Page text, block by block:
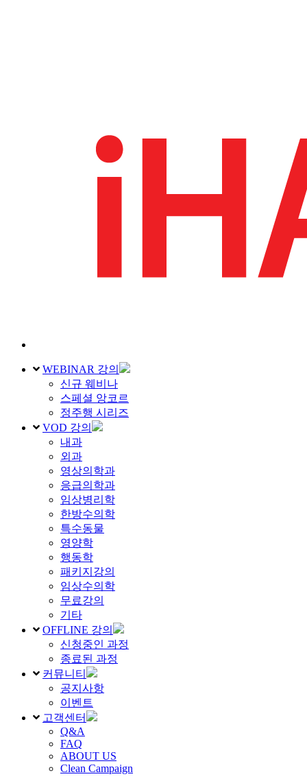
WEBINAR 강의
신규 웨비나
스페셜 앙코르
정주행 시리즈
VOD 강의
내과
외과
영상의학과
응급의학과
임상병리학
한방수의학
특수동물
영양학
행동학
패키지강의
임상수의학
무료강의
기타
OFFLINE 강의
신청중인 과정
종료된 과정
커뮤니티
공지사항
이벤트
고객센터
Q&A
FAQ
ABOUT US
Clean Campaign